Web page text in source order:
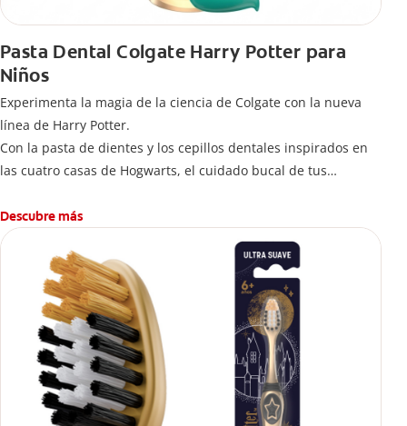
Pasta Dental Colgate Harry Potter para
Niños
Experimenta la magia de la ciencia de Colgate con la nueva
línea de Harry Potter.
Con la pasta de dientes y los cepillos dentales inspirados en
las cuatro casas de Hogwarts, el cuidado bucal de tus
jóvenes magos y brujas.
-Delicioso sabor que hace del cepillado una aventura de
hábitos saludables desde temprana edad.
-Fortalece y cuida sus dientes contra la caries con la ayuda del
flúor, ofreciendo un cuidado confiable adaptado a las
necesidades de los niños.
Inclúyela en su Rutina Diaria
Descubre más